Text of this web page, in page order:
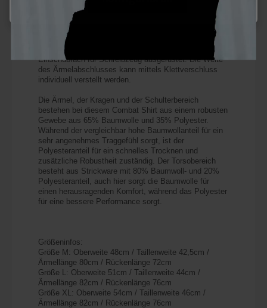
ausgestattet um ID Patches anbringen zu können. Der
Ellbogen wurde mit einer zweiten Stoffschicht
verstärkt, diese Verstärkung dient gleichzeitig auch als
Einschubfach für einen Ellbogenschoner. Der linke
Ärmel ist zusätzlich mit einem praktischen
Einschubfach für Schreibzeug ausgerüstet. Die Weite
des Ärmelabschlusses kann mittels Klettverschluss
individuell verstellt werden.
Die Ärmel, der Kragen und der Schulterbereich
bestehen bei diesem Combat Shirt aus einem robusten
Gewebe aus 65% Baumwolle und 35% Polyester.
Während der vergleichbar hohe Baumwollanteil für ein
sehr angenehmes Traggefühl sorgt, ist der
Polyesteranteil für ein schnelles Trocknen und
zusätzliche Robustheit zuständig. Der Torsobereich
besteht aus Strickware mit 80% Baumwoll- und 20%
Polyesteranteil, auch hier sorgt die Baumwolle für
einen herausragenden Komfort, während das Polyester
für eine bessere Performance sorgt.
Größeninfos:
Größe M: Oberweite 48cm / Taillenweite 42,5cm /
Ärmellänge 80cm / Rückenlänge 72cm
Größe L: Oberweite 51cm / Taillenweite 44cm /
Ärmellänge 82cm / Rückenlänge 76cm
Größe XL: Oberweite 54cm / Taillenweite 46cm /
Ärmellänge 82cm / Rückenlänge 76cm